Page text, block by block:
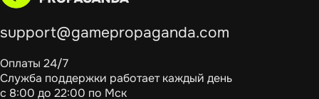
support@gamepropaganda.com
Оплаты 24/7
Служба поддержки работает каждый день
с 8:00 до 22:00 по Мск